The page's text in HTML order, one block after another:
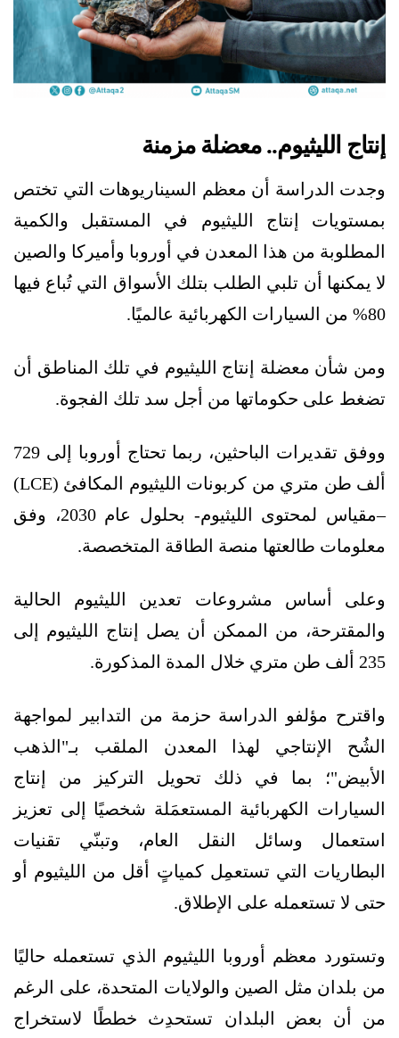
إنتاج الليثيوم.. معضلة مزمنة
وجدت الدراسة أن معظم السيناريوهات التي تختص
بمستويات إنتاج الليثيوم في المستقبل والكمية
المطلوبة من هذا المعدن في أوروبا وأميركا والصين
لا يمكنها أن تلبي الطلب بتلك الأسواق التي تُباع فيها
80% من السيارات الكهربائية عالميًا.
ومن شأن معضلة إنتاج الليثيوم في تلك المناطق أن
تضغط على حكوماتها من أجل سد تلك الفجوة.
ووفق تقديرات الباحثين، ربما تحتاج أوروبا إلى 729
ألف طن متري من كربونات الليثيوم المكافئ (LCE)
–مقياس لمحتوى الليثيوم- بحلول عام 2030، وفق
معلومات طالعتها منصة الطاقة المتخصصة.
وعلى أساس مشروعات تعدين الليثيوم الحالية
والمقترحة، من الممكن أن يصل إنتاج الليثيوم إلى
235 ألف طن متري خلال المدة المذكورة.
واقترح مؤلفو الدراسة حزمة من التدابير لمواجهة
الشُح الإنتاجي لهذا المعدن الملقب بـ"الذهب
الأبيض"؛ بما في ذلك تحويل التركيز من إنتاج
السيارات الكهربائية المستعمَلة شخصيًا إلى تعزيز
استعمال وسائل النقل العام، وتبنّي تقنيات
البطاريات التي تستعمِل كمياتٍ أقل من الليثيوم أو
حتى لا تستعمله على الإطلاق.
وتستورد معظم أوروبا الليثيوم الذي تستعمله حاليًا
من بلدان مثل الصين والولايات المتحدة، على الرغم
من أن بعض البلدان تستحدِث خططًا لاستخراج